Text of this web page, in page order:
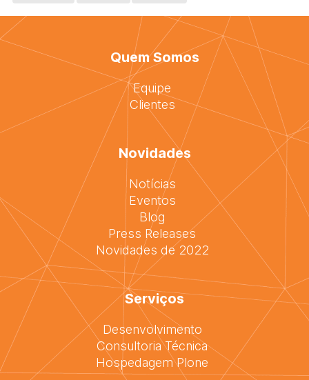
Quem Somos
Equipe
Clientes
Novidades
Notícias
Eventos
Blog
Press Releases
Novidades de 2022
Serviços
Desenvolvimento
Consultoria Técnica
Hospedagem Plone